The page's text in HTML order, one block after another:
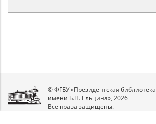
© ФГБУ «Президентская библиотека
имени Б.Н. Ельцина», 2026
Все права защищены.